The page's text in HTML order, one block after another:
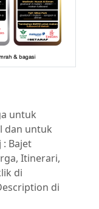
untuk
dan untuk
: Bajet
Itinerari,
di
di